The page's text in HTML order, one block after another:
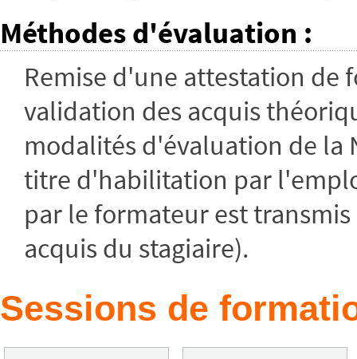
Méthodes d'évaluation :
Remise d'une attestation de
validation des acquis
modalités d'évaluation de la
titre d'habilitation par
par le formateur est
acquis du stagiaire).
Sessions de